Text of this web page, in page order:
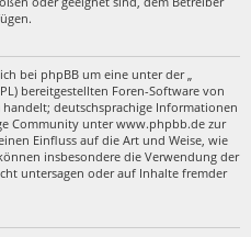
bei phpBB um eine unter der „
bereitgestellten Foren-Software von
deutschsprachige Informationen
Community unter www.phpbb.de zur
Einfluss auf die Art und Weise, wie
insbesondere die Verwendung der
untersagen oder auf Inhalte fremder